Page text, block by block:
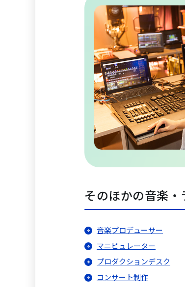
そのほかの音楽
音楽プロデューサー
マニピュレーター
プロダクションデスク
コンサート制作